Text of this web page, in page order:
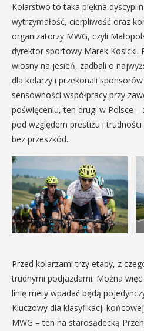
Kolarstwo to taka piękna
wytrzymałość, cierpliwość oraz
organizatorzy MWG, czyli
dyrektor sportowy Marek Kosicki.
wiosny na jesień, zadbali o
dla kolarzy i przekonali
sensowności współpracy przy
poświęceniu, ten drugi w Polsce
pod względem prestiżu i
bez przeszkód.
Przed kolarzami trzy etapy, z
trudnymi podjazdami. Można
linię mety wpadać będą
Kluczowy dla klasyfikacji
MWG – ten na starosądecką